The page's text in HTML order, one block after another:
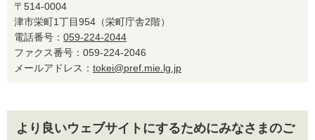
〒514-0004
津市栄町1丁目954（栄町庁舎2階）
電話番号： 059-224-2044
ファクス番号：059-224-2046
メールアドレス： tokei@pref.mie.lg.jp
より良いウェブサイトにするためにみなさまのご